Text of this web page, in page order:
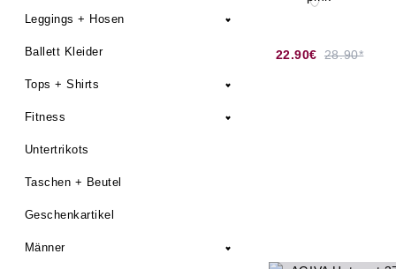
Leggings + Hosen
Ballett Kleider
Tops + Shirts
Fitness
Untertrikots
Taschen + Beutel
Geschenkartikel
Männer
22.90€ 28.90*